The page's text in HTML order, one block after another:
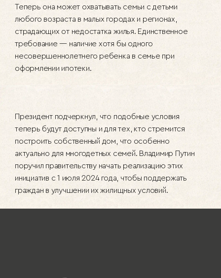
Теперь она может охватывать семьи с детьми
любого возраста в малых городах и регионах,
страдающих от недостатка жилья. Единственное
требование — наличие хотя бы одного
несовершеннолетнего ребенка в семье при
оформлении ипотеки.
Президент подчеркнул, что подобные условия
теперь будут доступны и для тех, кто стремится
построить собственный дом, что особенно
актуально для многодетных семей. Владимир Путин
поручил правительству начать реализацию этих
инициатив с 1 июля 2024 года, чтобы поддержать
граждан в улучшении их жилищных условий.